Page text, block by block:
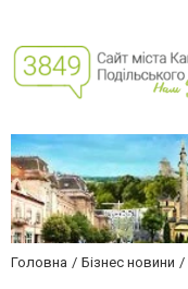
Головна Бізнес новини